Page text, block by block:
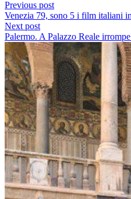
Previous post
Venezia 79, sono 5 i film italiani
Next post
Palermo. A Palazzo Reale